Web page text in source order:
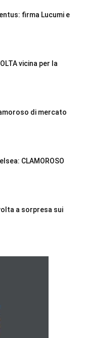
firma Lucumi e
vicina per la
di mercato
CLAMOROSO
a sorpresa sui